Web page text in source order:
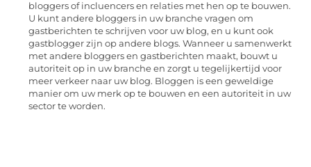
bloggers of incluencers en relaties met hen op te bouwen.
U kunt andere bloggers in uw branche vragen om
gastberichten te schrijven voor uw blog, en u kunt ook
gastblogger zijn op andere blogs. Wanneer u samenwerkt
met andere bloggers en gastberichten maakt, bouwt u
autoriteit op in uw branche en zorgt u tegelijkertijd voor
meer verkeer naar uw blog. Bloggen is een geweldige
manier om uw merk op te bouwen en een autoriteit in uw
sector te worden.